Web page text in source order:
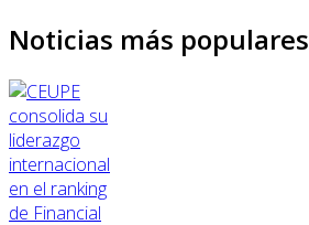
Noticias más populares